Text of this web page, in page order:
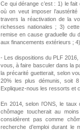
Ce qui dérange c’est : 1) le
où on veut imposer
travers la réactivation de la
richesses nationales ; 3)
remise en cause graduelle du
aux financements extérieurs ;
- Les dispositions du PLF
vous, à faire basculer dans la
la précarité guetterait, selon
20% les plus démunis, soit
Expliquez-nous les ressorts et
En 2014, selon l’ONS, le
chômage toucherait au
considèrent pas comme
recherche d’emploi durant le